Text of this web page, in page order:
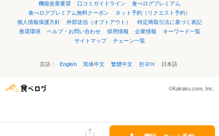
機能改善要望
口コミガイドライン
食べログプレミアム
食べログプレミアム無料クーポン
ネット予約（リクエスト予約）
個人情報保護方針
外部送信（オプトアウト）
特定商取引法に基づく表記
推奨環境
ヘルプ・お問い合わせ 採用情報 企業情報
キーワード一覧
サイトマップ
チェーン一覧
言語： English 简体中文 繁體中文 한국어 日本語
©Kakaku.com, Inc.